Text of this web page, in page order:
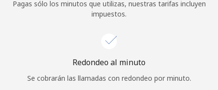
Pagas sólo los minutos que utilizas, nuestras tarifas incluyen
impuestos.
Redondeo al minuto
Se cobrarán las llamadas con redondeo por minuto.